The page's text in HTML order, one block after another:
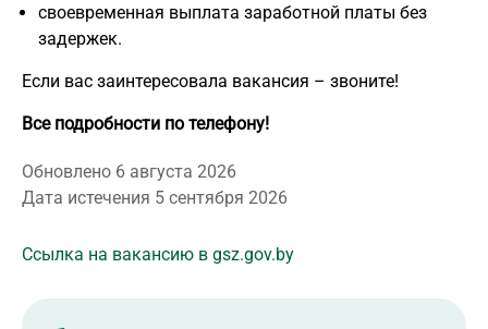
своевременная выплата заработной платы без
задержек.
Если вас заинтересовала вакансия – звоните!
Все подробности по телефону!
Обновлено 6 августа 2026
Дата истечения 5 сентября 2026
Ссылка на вакансию в gsz.gov.by